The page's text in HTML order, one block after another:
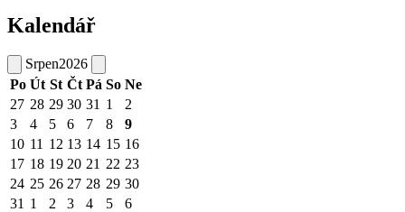
Kalendář
Srpen2026
Po Út St Čt Pá So Ne
27 28 29 30 31 1
2
3
4 5 6 7 8
9
10 11 12 13 14 15 16
17 18 19 20 21 22 23
24 25 26 27 28 29 30
31 1 2 3 4 5 6